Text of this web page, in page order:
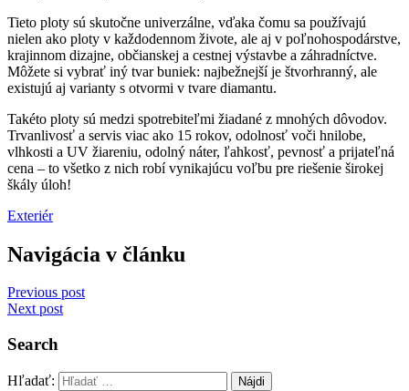
Tieto ploty sú skutočne univerzálne, vďaka čomu sa používajú
nielen ako ploty v každodennom živote, ale aj v poľnohospodárstve,
krajinnom dizajne, občianskej a cestnej výstavbe a záhradníctve.
Môžete si vybrať iný tvar buniek: najbežnejší je štvorhranný, ale
existujú aj varianty s otvormi v tvare diamantu.
Takéto ploty sú medzi spotrebiteľmi žiadané z mnohých dôvodov.
Trvanlivosť a servis viac ako 15 rokov, odolnosť voči hnilobe,
vlhkosti a UV žiareniu, odolný náter, ľahkosť, pevnosť a prijateľná
cena – to všetko z nich robí vynikajúcu voľbu pre riešenie širokej
škály úloh!
Exteriér
Navigácia v článku
Previous post
Next post
Search
Hľadať: